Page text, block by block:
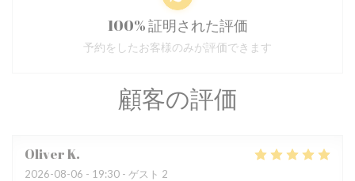
顧客の評価
OliverK
2026-08-06 - 19:30 - ゲスト 2
100% 証明された評価
予約をしたお客様のみが評価できます